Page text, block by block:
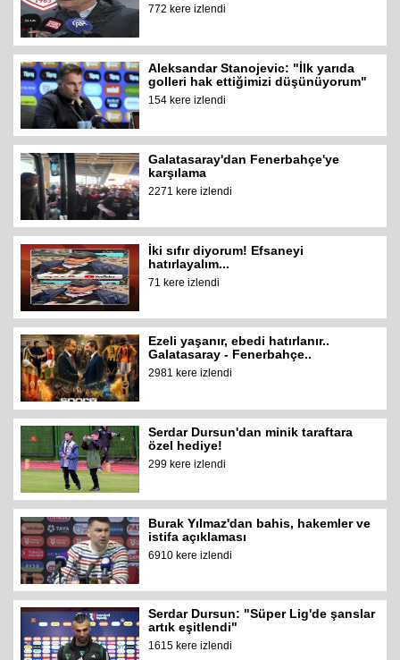
772 kere izlendi
Aleksandar Stanojevic: "İlk yarıda
golleri hak ettiğimizi düşünüyorum"
154 kere izlendi
Galatasaray'dan Fenerbahçe'ye
karşılama
2271 kere izlendi
İki sıfır diyorum! Efsaneyi
hatırlayalım...
71 kere izlendi
Ezeli yaşanır, ebedi hatırlanır..
Galatasaray - Fenerbahçe..
2981 kere izlendi
Serdar Dursun'dan minik taraftara
özel hediye!
299 kere izlendi
Burak Yılmaz'dan bahis, hakemler ve
istifa açıklaması
6910 kere izlendi
Serdar Dursun: "Süper Lig'de şanslar
artık eşitlendi"
1615 kere izlendi